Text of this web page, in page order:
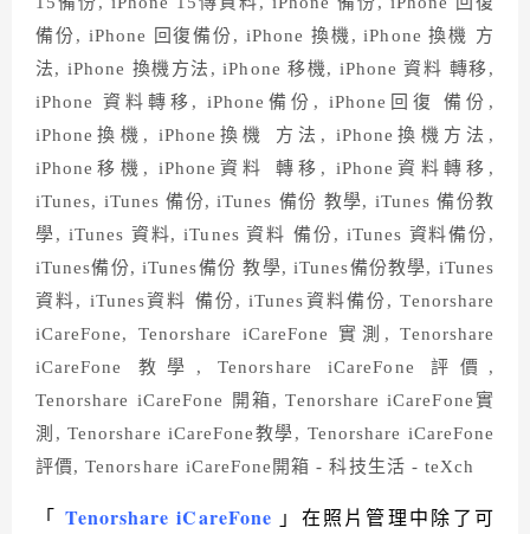
「 Tenorshare iCareFone 」在照片管理中除了可